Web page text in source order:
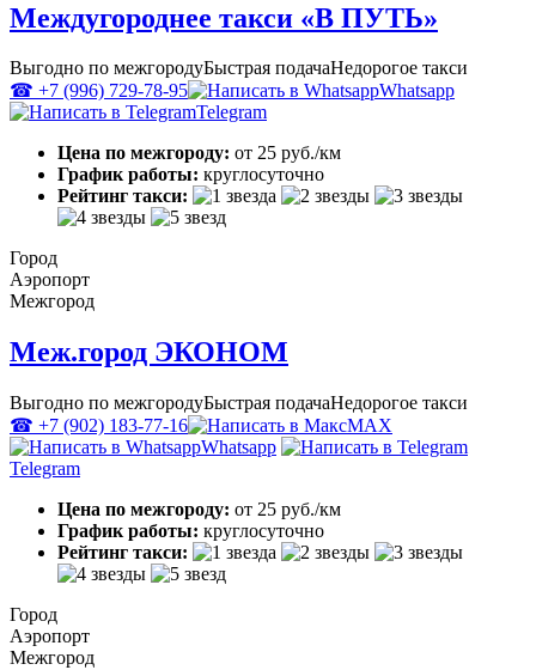
Междугороднее такси «В ПУТЬ»
Выгодно по межгородуБыстрая подачаНедорогое такси
☎ +7 (996) 729-78-95
Whatsapp
Telegram
Цена по межгороду: от 25 руб./км
График работы: круглосуточно
Рейтинг такси:
Город
Аэропорт
Межгород
Меж.город ЭКОНОМ
Выгодно по межгородуБыстрая подачаНедорогое такси
☎ +7 (902) 183-77-16
MAX
Whatsapp
Telegram
Цена по межгороду: от 25 руб./км
График работы: круглосуточно
Рейтинг такси:
Город
Аэропорт
Межгород